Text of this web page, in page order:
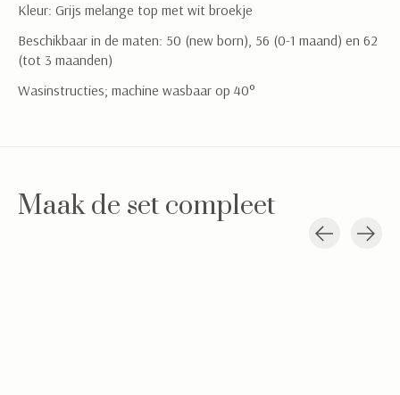
Kleur: Grijs melange top met wit broekje
Beschikbaar in de maten: 50 (new born), 56 (0-1 maand) en 62
(tot 3 maanden)
Wasinstructies; machine wasbaar op 40°
Maak de set compleet